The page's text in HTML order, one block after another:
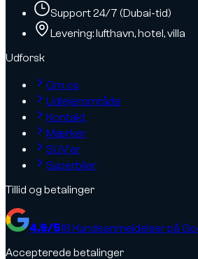
Support 24/7 (Dubai-tid)
Levering: lufthavn, hotel, villa
Udforsk
Om os
Udlejerområde
Kontakt
Mærker
SUV'er
Superbiler
Tillid og betalinger
4.9/518 Kundeanmeldelser på
Accepterede betalinger